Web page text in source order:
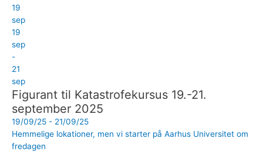
19
sep
19
sep
-
21
sep
Figurant til Katastrofekursus 19.-21.
september 2025
19/09/25 - 21/09/25
Hemmelige lokationer, men vi starter på Aarhus Universitet om
fredagen